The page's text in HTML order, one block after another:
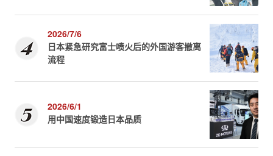
2026/7/6
日本紧急研究富士喷火后的外国游客撤离
流程
2026/6/1
用中国速度锻造日本品质